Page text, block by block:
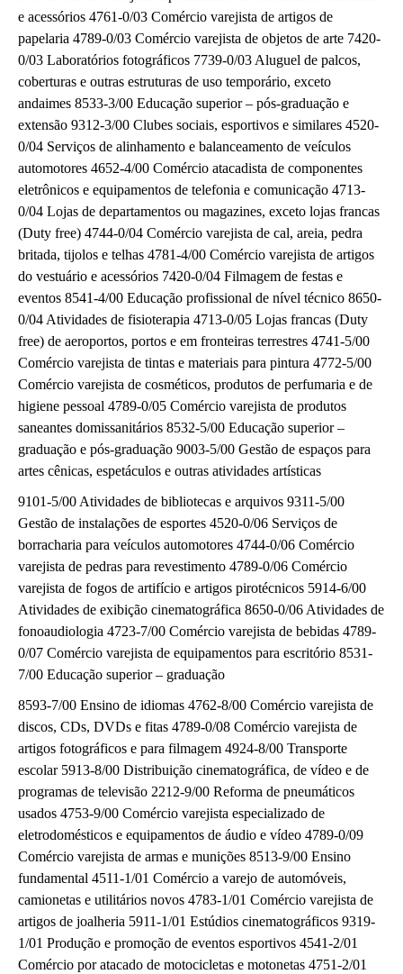
e acessórios 4761-0/03 Comércio varejista de artigos de
papelaria 4789-0/03 Comércio varejista de objetos de arte 7420-
0/03 Laboratórios fotográficos 7739-0/03 Aluguel de palcos,
coberturas e outras estruturas de uso temporário, exceto
andaimes 8533-3/00 Educação superior – pós-graduação e
extensão 9312-3/00 Clubes sociais, esportivos e similares 4520-
0/04 Serviços de alinhamento e balanceamento de veículos
automotores 4652-4/00 Comércio atacadista de componentes
eletrônicos e equipamentos de telefonia e comunicação 4713-
0/04 Lojas de departamentos ou magazines, exceto lojas francas
(Duty free) 4744-0/04 Comércio varejista de cal, areia, pedra
britada, tijolos e telhas 4781-4/00 Comércio varejista de artigos
do vestuário e acessórios 7420-0/04 Filmagem de festas e
eventos 8541-4/00 Educação profissional de nível técnico 8650-
0/04 Atividades de fisioterapia 4713-0/05 Lojas francas (Duty
free) de aeroportos, portos e em fronteiras terrestres 4741-5/00
Comércio varejista de tintas e materiais para pintura 4772-5/00
Comércio varejista de cosméticos, produtos de perfumaria e de
higiene pessoal 4789-0/05 Comércio varejista de produtos
saneantes domissanitários 8532-5/00 Educação superior –
graduação e pós-graduação 9003-5/00 Gestão de espaços para
artes cênicas, espetáculos e outras atividades artísticas
9101-5/00 Atividades de bibliotecas e arquivos 9311-5/00
Gestão de instalações de esportes 4520-0/06 Serviços de
borracharia para veículos automotores 4744-0/06 Comércio
varejista de pedras para revestimento 4789-0/06 Comércio
varejista de fogos de artifício e artigos pirotécnicos 5914-6/00
Atividades de exibição cinematográfica 8650-0/06 Atividades de
fonoaudiologia 4723-7/00 Comércio varejista de bebidas 4789-
0/07 Comércio varejista de equipamentos para escritório 8531-
7/00 Educação superior – graduação
8593-7/00 Ensino de idiomas 4762-8/00 Comércio varejista de
discos, CDs, DVDs e fitas 4789-0/08 Comércio varejista de
artigos fotográficos e para filmagem 4924-8/00 Transporte
escolar 5913-8/00 Distribuição cinematográfica, de vídeo e de
programas de televisão 2212-9/00 Reforma de pneumáticos
usados 4753-9/00 Comércio varejista especializado de
eletrodomésticos e equipamentos de áudio e vídeo 4789-0/09
Comércio varejista de armas e munições 8513-9/00 Ensino
fundamental 4511-1/01 Comércio a varejo de automóveis,
camionetas e utilitários novos 4783-1/01 Comércio varejista de
artigos de joalheria 5911-1/01 Estúdios cinematográficos 9319-
1/01 Produção e promoção de eventos esportivos 4541-2/01
Comércio por atacado de motocicletas e motonetas 4751-2/01